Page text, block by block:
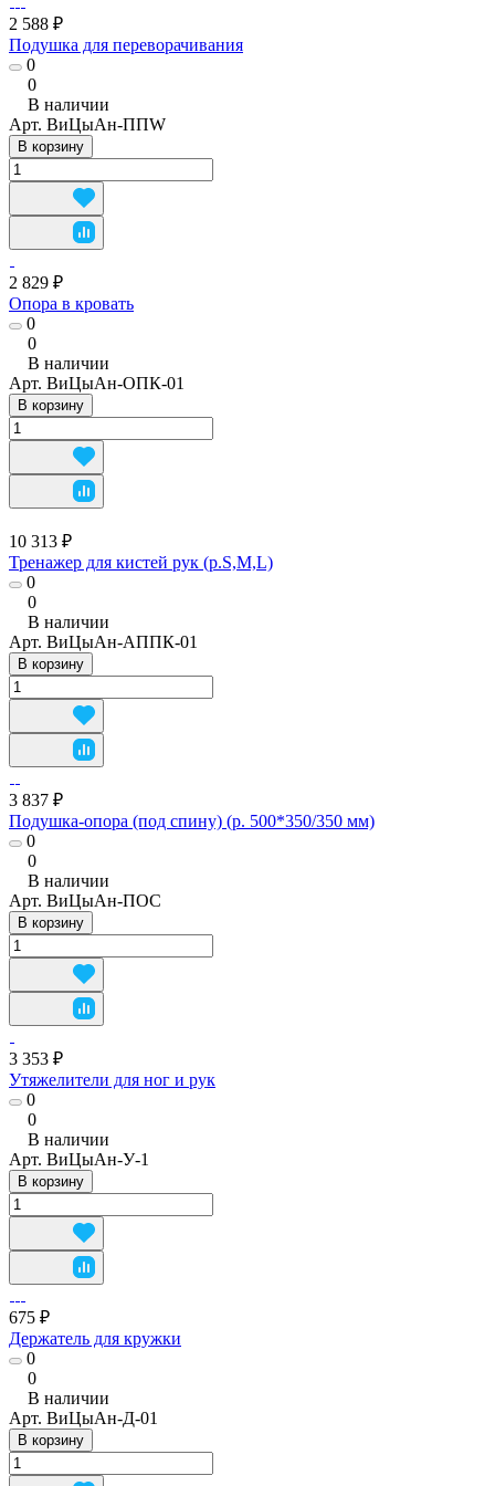
2 588 ₽
Подушка для переворачивания
0
0
В наличии
Арт. ВиЦыАн-ППW
В корзину
2 829 ₽
Опора в кровать
0
0
В наличии
Арт. ВиЦыАн-ОПК-01
В корзину
10 313 ₽
Тренажер для кистей рук (р.S,M,L)
0
0
В наличии
Арт. ВиЦыАн-АППК-01
В корзину
3 837 ₽
Подушка-опора (под спину) (р. 500*350/350 мм)
0
0
В наличии
Арт. ВиЦыАн-ПОС
В корзину
3 353 ₽
Утяжелители для ног и рук
0
0
В наличии
Арт. ВиЦыАн-У-1
В корзину
675 ₽
Держатель для кружки
0
0
В наличии
Арт. ВиЦыАн-Д-01
В корзину